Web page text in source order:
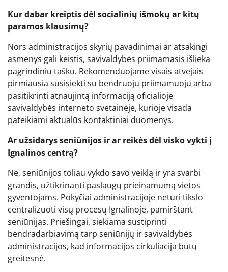
Kur dabar kreiptis dėl socialinių išmokų ar kitų
paramos klausimų?
Nors administracijos skyrių pavadinimai ar atsakingi
asmenys gali keistis, savivaldybės priimamasis išlieka
pagrindiniu tašku. Rekomenduojame visais atvejais
pirmiausia susisiekti su bendruoju priimamuoju arba
pasitikrinti atnaujintą informaciją oficialioje
savivaldybės interneto svetainėje, kurioje visada
pateikiami aktualūs kontaktiniai duomenys.
Ar užsidarys seniūnijos ir ar reikės dėl visko vykti į
Ignalinos centrą?
Ne, seniūnijos toliau vykdo savo veiklą ir yra svarbi
grandis, užtikrinanti paslaugų prieinamumą vietos
gyventojams. Pokyčiai administracijoje neturi tikslo
centralizuoti visų procesų Ignalinoje, pamirštant
seniūnijas. Priešingai, siekiama sustiprinti
bendradarbiavimą tarp seniūnijų ir savivaldybės
administracijos, kad informacijos cirkuliacija būtų
greitesnė.